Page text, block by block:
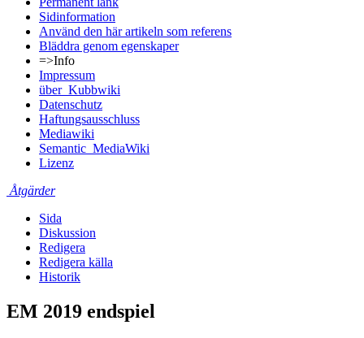
Sidinformation
Använd den här artikeln som referens
Bläddra genom egenskaper
=>Info
Impressum
über_Kubbwiki
Datenschutz
Haftungsausschluss
Mediawiki
Semantic_MediaWiki
Lizenz
Åtgärder
Sida
Diskussion
Redigera
Redigera källa
Historik
EM 2019 endspiel